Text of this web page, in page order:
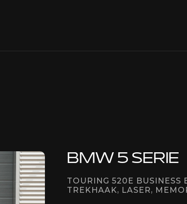
BMW 5 SERIE
TOURING 520E BUSINESS
TREKHAAK, LASER,